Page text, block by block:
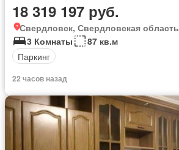
18 319 197 руб.
Свердловск, Свердловская область
3 Комнаты
87 кв.м
Паркинг
22 часов назад